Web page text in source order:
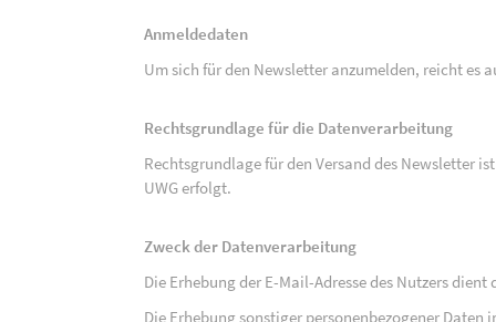
Anmeldedaten
Um sich für den Newsletter anzumelden, reicht es
Rechtsgrundlage für die Datenverarbeitung
Rechtsgrundlage für den Versand des Newsletter ist
UWG erfolgt.
Zweck der Datenverarbeitung
Die Erhebung der E-Mail-Adresse des Nutzers
Die Erhebung sonstiger personenbezogener